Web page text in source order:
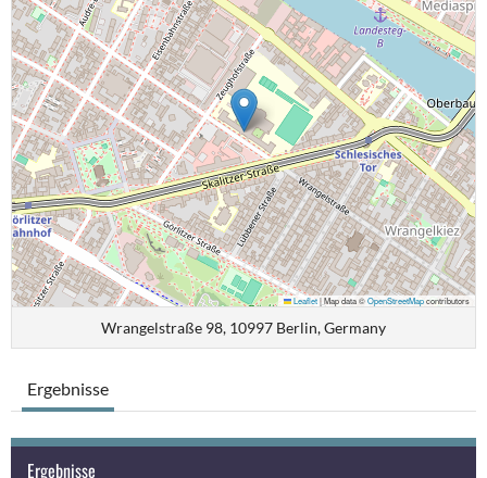
Leaflet|Map data ©OpenStreetMapcontributors
Wrangelstraße 98, 10997 Berlin, Germany
Ergebnisse
Ergebnisse